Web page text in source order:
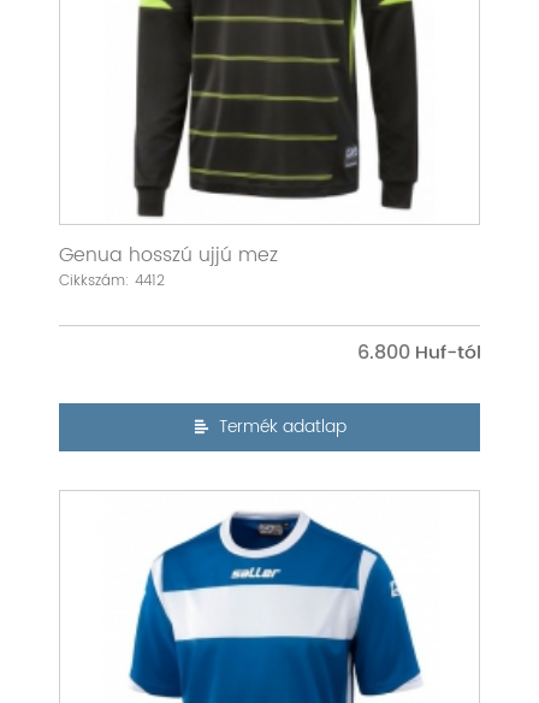
Genua hosszú ujjú mez
Cikkszám: 4412
6.800
Termék adatlap